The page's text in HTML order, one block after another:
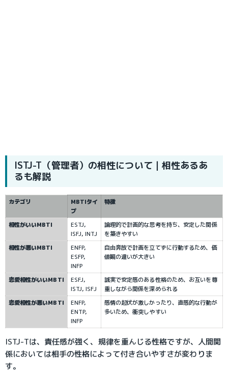
ISTJ-T（管理者）の相性について｜相性あるあ
るも解説
カテゴリ
MBTIタイ
プ
特徴
相性がいいMBTI
ESTJ,
ISFJ, INTJ
論理的で計画的な思考を持ち、安定した関係
を築きやすい
相性が悪いMBTI
ENFP,
ESFP,
INFP
自由奔放で計画を立てずに行動するため、価
値観の違いが大きい
恋愛相性がいいMBTI
ESFJ,
ISTJ, ISFJ
誠実で安定感のある性格のため、お互いを尊
重しながら関係を深められる
恋愛相性が悪いMBTI
ENFP,
ENTP,
INFP
感情の起伏が激しかったり、直感的な行動が
多いため、衝突しやすい
ISTJ-Tは、責任感が強く、規律を重んじる性格ですが、人間関
係においては相手の性格によって付き合いやすさが変わりま
す。